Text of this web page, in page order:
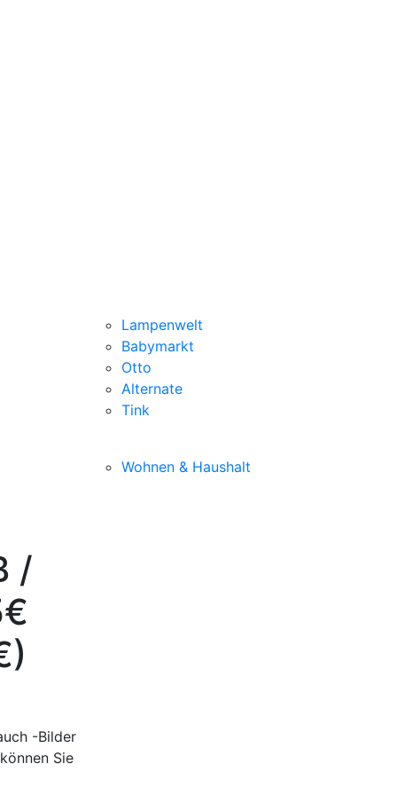
Lampenwelt
Babymarkt
Otto
Alternate
Tink
Wohnen & Haushalt
/
-Bilder
Sie